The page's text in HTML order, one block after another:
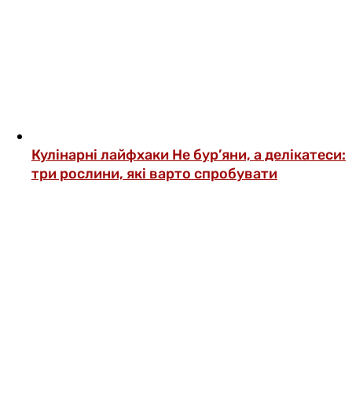
Кулінарні лайфхаки Не бур’яни, а делікатеси:
три рослини, які варто спробувати